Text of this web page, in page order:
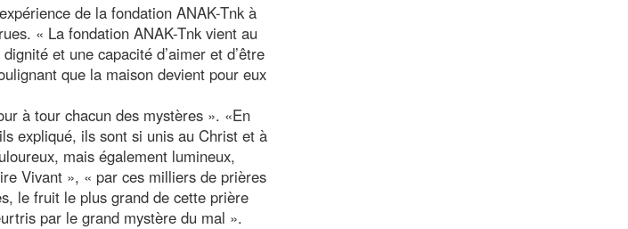
de la fondation ANAK-Tnk à
« La fondation ANAK-Tnk vient au
et une capacité d’aimer et d’être
que la maison devient pour eux
à tour chacun des mystères ». «En
expliqué, ils sont si unis au Christ et à
mais également lumineux,
Vivant », « par ces milliers de prières
le fruit le plus grand de cette prière
par le grand mystère du mal ».